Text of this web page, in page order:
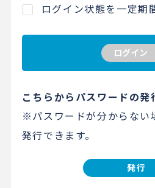
ログイン状態を一定期
ログイン
こちらからパスワードの発
※パスワードが分からない
発行できます。
発行